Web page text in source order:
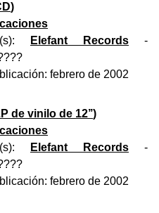
)
Elefant Records -
febrero de 2002
de vinilo de 12’’)
Elefant Records -
febrero de 2002